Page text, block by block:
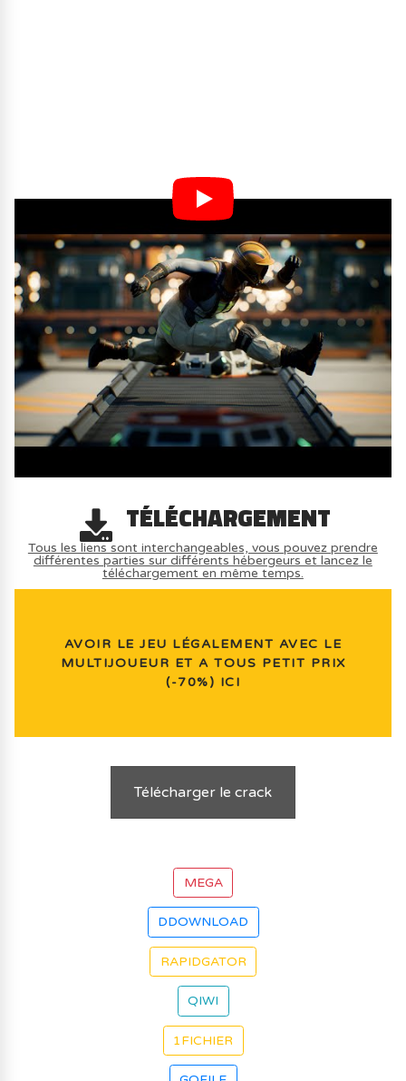
TÉLÉCHARGEMENT
Tous les liens sont interchangeables, vous pouvez prendre
différentes parties sur différents hébergeurs et lancez le
téléchargement en même temps.
AVOIR LE JEU LÉGALEMENT AVEC LE
MULTIJOUEUR ET A TOUS PETIT PRIX
(-70%) ICI
Télécharger le crack
MEGA
DDOWNLOAD
RAPIDGATOR
QIWI
1FICHIER